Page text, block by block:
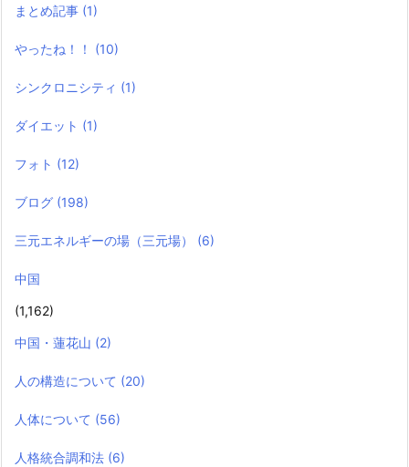
まとめ記事 (1)
やったね！！ (10)
シンクロニシティ (1)
ダイエット (1)
フォト (12)
ブログ (198)
三元エネルギーの場（三元場） (6)
中国
(1,162)
中国・蓮花山 (2)
人の構造について (20)
人体について (56)
人格統合調和法 (6)